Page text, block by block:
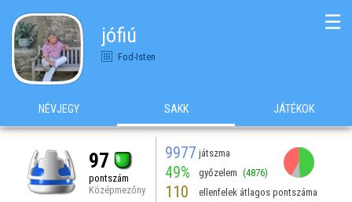
jófiú
Fod-Isten
☰
NÉVJEGY SAKK JÁTÉKOK
97
pontszám
Középmezőny
9977 játszma
49% győzelem (4876)
110 ellenfelek átlagos pontszáma